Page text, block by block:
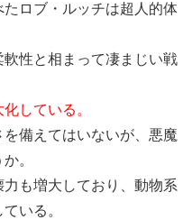
ロブ・ルッチは超人的体
軟性と相まって凄まじい戦
している。
備えてはいないが、悪魔
。
も増大しており、動物系
いる。